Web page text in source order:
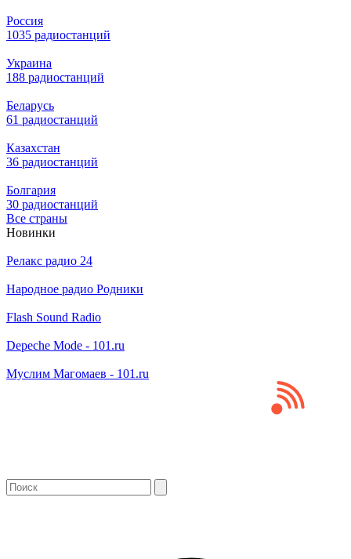
Россия
1035 радиостанций
Украина
188 радиостанций
Беларусь
61 радиостанций
Казахстан
36 радиостанций
Болгария
30 радиостанций
Все страны
Новинки
Релакс радио 24
Народное радио Родники
Flash Sound Radio
Depeche Mode - 101.ru
Муслим Магомаев - 101.ru